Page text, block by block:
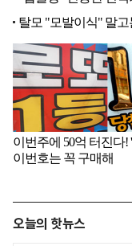
오늘의 핫뉴스